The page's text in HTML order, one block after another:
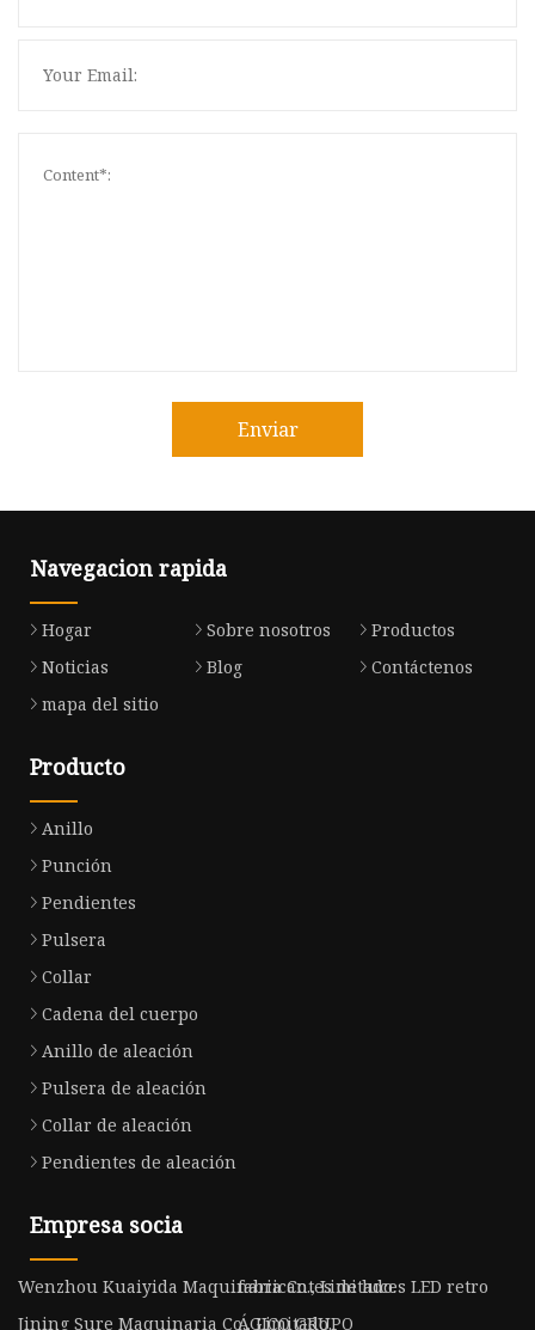
Enviar
Navegacion rapida
Hogar Sobre nosotros
Productos
Noticias
Blog
Contáctenos
mapa del sitio
Producto
Anillo
Punción
Pendientes
Pulsera
Collar
Cadena del cuerpo
Anillo de aleación
Pulsera de aleación
Collar de aleación
Pendientes de aleación
Empresa socia
Wenzhou Kuaiyida Maquinaria Co., Limitado.
fabricantes de luces LED retro
Jining Sure Maquinaria Co., Limitado.
ÁGICO GRUPO